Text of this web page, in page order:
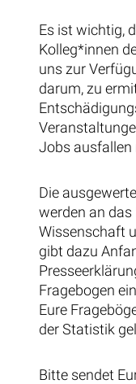
Es ist wichtig,
Kolleg*innen
uns zur
darum, zu
Jobs ausfallen
Die
werden an
Wissenschaft
gibt dazu
Fragebogen
Eure
der Statistik
Bitte sendet